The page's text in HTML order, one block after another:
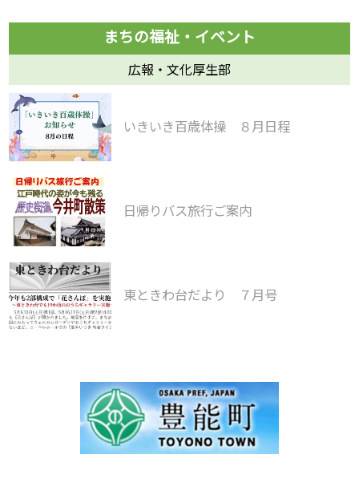
広報・文化厚生部
いきいき百歳体操 ８月日程
日帰りバス旅行ご案内
東ときわ台だより ７月号